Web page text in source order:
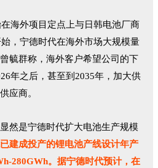
海外项目定点上与日韩电池厂商
，宁德时代在海外市场大规模量
毓群称，海外客户希望公司的下
年之后，甚至到2035年，加大供
应商。
然是宁德时代扩大电池生产规模
建成投产的锂电池产线设计年产
280GWh。据宁德时代预计，在